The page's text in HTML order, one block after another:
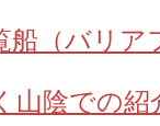
船（バリア
山陰での紹